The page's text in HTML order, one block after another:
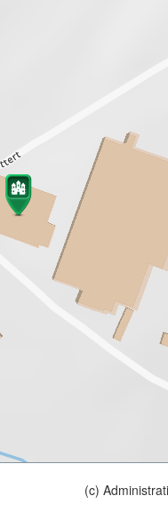
(c)